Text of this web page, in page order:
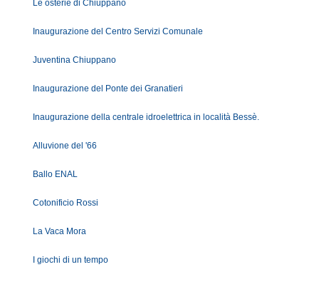
Le osterie di Chiuppano
Inaugurazione del Centro Servizi Comunale
Juventina Chiuppano
Inaugurazione del Ponte dei Granatieri
Inaugurazione della centrale idroelettrica in località Bessè.
Alluvione del '66
Ballo ENAL
Cotonificio Rossi
La Vaca Mora
I giochi di un tempo